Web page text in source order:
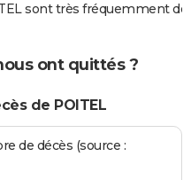
sont très fréquemment
ont quittés ?
de POITEL
de décès (source :